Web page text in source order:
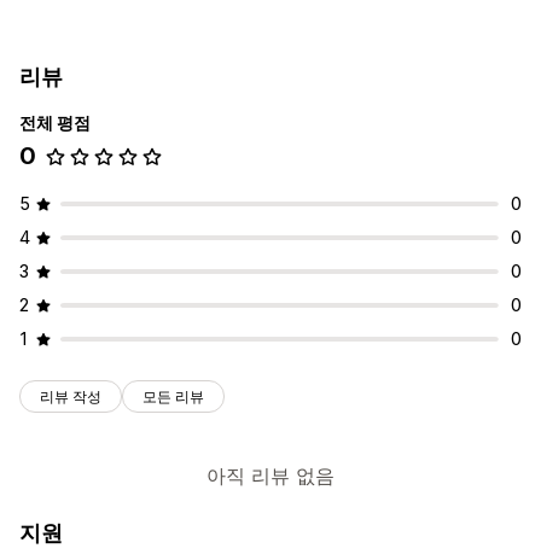
리뷰
전체 평점
0
5
0
4
0
3
0
2
0
1
0
리뷰 작성 모든 리뷰
아직 리뷰 없음
지원